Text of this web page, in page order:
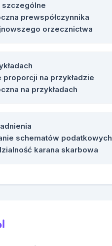
szczególne
prewspółczynnika
orzecznictwa
proporcji na przykładzie
na przykładach
schematów podatkowych
karana skarbowa